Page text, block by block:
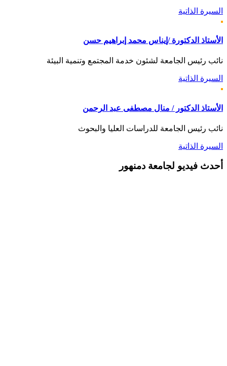
السيرة الذاتية
الأستاذ الدكتورة /إيناس محمد إبراهيم حسن
نائب رئيس الجامعة لشئون خدمة المجتمع وتنمية البيئة
السيرة الذاتية
الأستاذ الدكتور / منال مصطفى عبد الرحمن
نائب رئيس الجامعة للدراسات العليا والبحوث
السيرة الذاتية
أحدث فيديو لجامعة دمنهور